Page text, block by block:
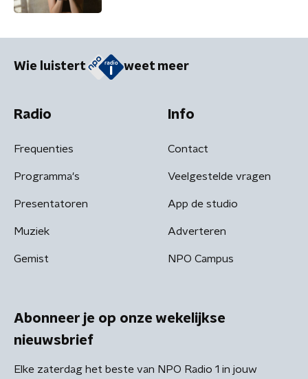
Wie luistert weet meer
Radio
Frequenties
Programma's
Presentatoren
Muziek
Gemist
Info
Contact
Veelgestelde vragen
App de studio
Adverteren
NPO Campus
Abonneer je op onze wekelijkse
nieuwsbrief
Elke zaterdag het beste van NPO Radio 1 in jouw